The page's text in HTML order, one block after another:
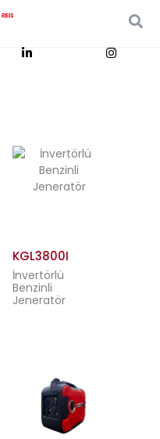
KGL3800I
İnvertörlü
Benzinli
Jeneratör